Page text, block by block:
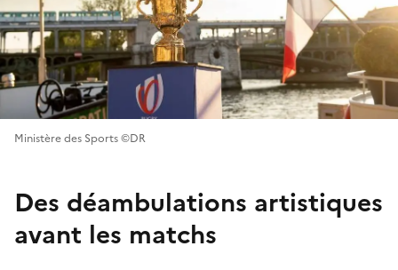
Ministère des Sports ©DR
Des déambulations artistiques
avant les matchs